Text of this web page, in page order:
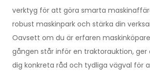
verktyg för att göra smarta
robust maskinpark och stärka din
Oavsett om du är erfaren
gången står inför en traktorauktion, ger
dig konkreta råd och tydliga vägval för